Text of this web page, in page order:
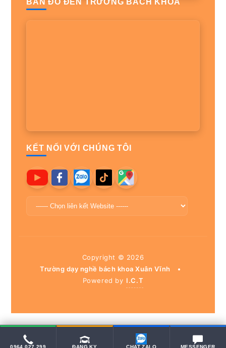
BẢN ĐỒ ĐẾN TRƯỜNG BÁCH KHOA
KẾT NỐI VỚI CHÚNG TÔI
Copyright © 2026
Trường dạy nghề bách khoa Xuân Vĩnh
•
Powered by I.C.T
0964 027 299 ĐĂNG KÝ CHAT ZALO MESSENGER